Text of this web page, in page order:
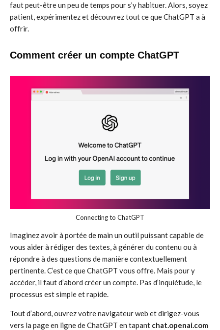
faut peut-être un peu de temps pour s’y habituer. Alors, soyez
patient, expérimentez et découvrez tout ce que ChatGPT a à
offrir.
Comment créer un compte ChatGPT
Connecting to ChatGPT
Imaginez avoir à portée de main un outil puissant capable de
vous aider à rédiger des textes, à générer du contenu ou à
répondre à des questions de manière contextuellement
pertinente. C’est ce que ChatGPT vous offre. Mais pour y
accéder, il faut d’abord créer un compte. Pas d’inquiétude, le
processus est simple et rapide.
Tout d’abord, ouvrez votre navigateur web et dirigez-vous
vers la page en ligne de ChatGPT en tapant chat.openai.com